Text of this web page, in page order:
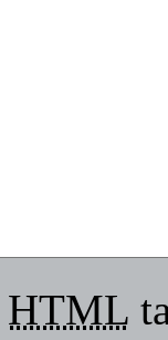
HTML